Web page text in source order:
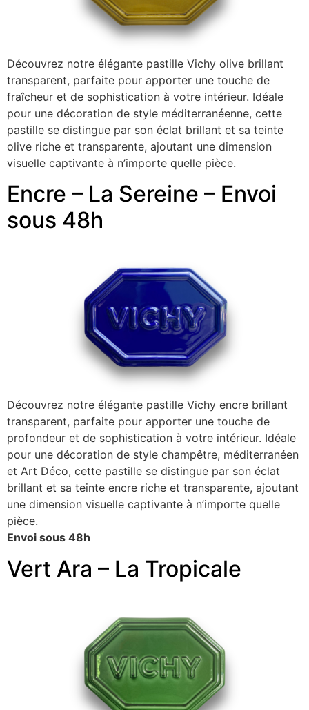
Découvrez notre élégante pastille Vichy olive brillant
transparent, parfaite pour apporter une touche de
fraîcheur et de sophistication à votre intérieur. Idéale
pour une décoration de style méditerranéenne, cette
pastille se distingue par son éclat brillant et sa teinte
olive riche et transparente, ajoutant une dimension
visuelle captivante à n’importe quelle pièce.
Encre – La Sereine – Envoi
sous 48h
Découvrez notre élégante pastille Vichy encre brillant
transparent, parfaite pour apporter une touche de
profondeur et de sophistication à votre intérieur. Idéale
pour une décoration de style champêtre, méditerranéen
et Art Déco, cette pastille se distingue par son éclat
brillant et sa teinte encre riche et transparente, ajoutant
une dimension visuelle captivante à n’importe quelle
pièce.
Envoi sous 48h
Vert Ara – La Tropicale